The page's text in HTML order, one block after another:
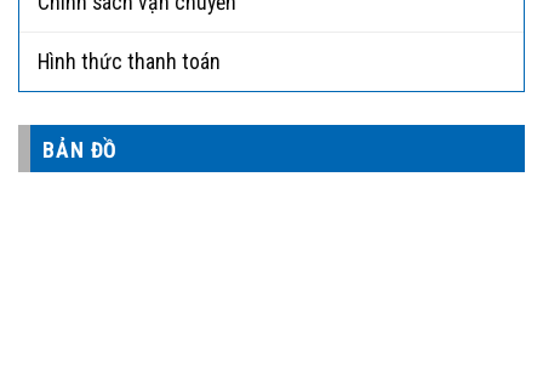
Hình thức thanh toán
BẢN ĐỒ